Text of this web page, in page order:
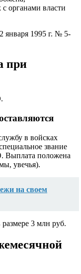
органами власти
января 1995 г. № 5-
при
в войсках
звание
Выплата положена
увечья).
на своем
3 млн руб.